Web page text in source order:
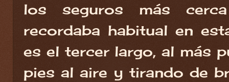
los seguros más
recordaba habitual en
es el tercer largo, al más
pies al aire y tirando de